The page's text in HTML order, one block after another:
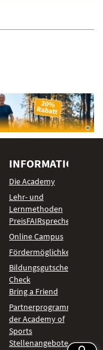
INFORMATIONEN
Die Academy
Lehr- und
Lernmethoden
PreisFAIRsprechen
Online Campus
Fördermöglichkeiten
Bildungsgutschein
Check
Bring a Friend
Partnerprogramm
der Academy of
Sports
Stellenangebote